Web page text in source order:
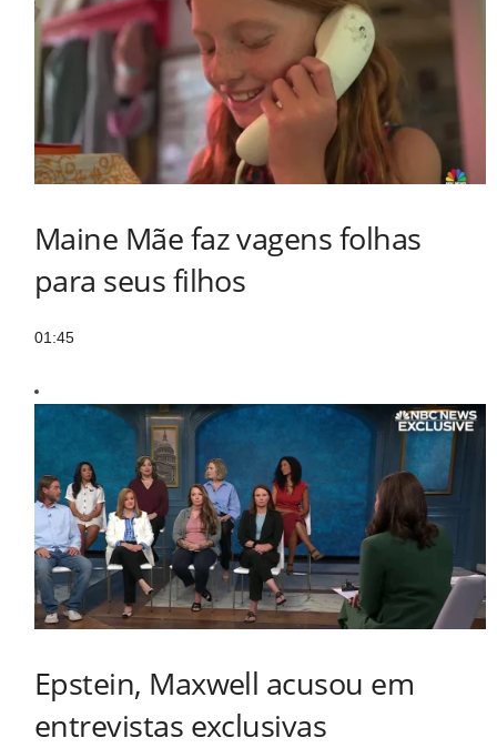
Maine Mãe faz vagens folhas
para seus filhos
01:45
Epstein, Maxwell acusou em
entrevistas exclusivas